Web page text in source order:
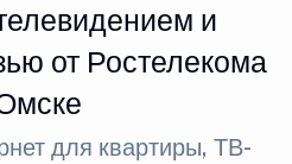
и
от Ростелекома
для квартиры, ТВ-